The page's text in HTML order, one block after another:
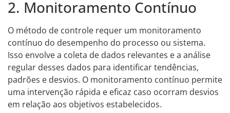
2. Monitoramento Contínuo
O método de controle requer um monitoramento
contínuo do desempenho do processo ou sistema.
Isso envolve a coleta de dados relevantes e a análise
regular desses dados para identificar tendências,
padrões e desvios. O monitoramento contínuo permite
uma intervenção rápida e eficaz caso ocorram desvios
em relação aos objetivos estabelecidos.